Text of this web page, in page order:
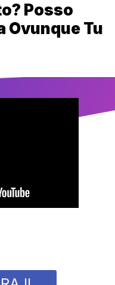
Posso
Ovunque Tu